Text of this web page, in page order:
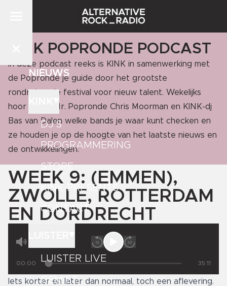
NIEUWS
DJ'S
PROGRAMMERING
STORE
KINK PRESENTS
CONTACT
LUISTER LIVE
GEMIST
KINK POPRONDE PODCAST
In deze podcast reeks is KINK in samenwerking met
de Popronde je guide door het grootste
rondreizende festival voor nieuw talent. Wekelijks
hoor je van Mr. Popronde Chris Moorman en KINK-dj
Bas van Dalen welke bands je waar kunt checken en
ze houden je op de hoogte van het laatste nieuws en
de ontwikkelingen.
WEEK 9: (EMMEN),
ZWOLLE, ROTTERDAM
EN DORDRECHT
00:00 35:11
Iets korter en later dan normaal, toch een aflevering.